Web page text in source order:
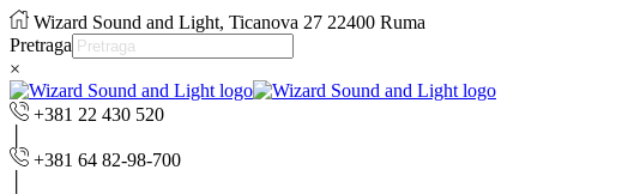
Wizard Sound and Light, Ticanova 27 22400 Ruma
Pretraga
×
+381 22 430 520
+381 64 82-98-700